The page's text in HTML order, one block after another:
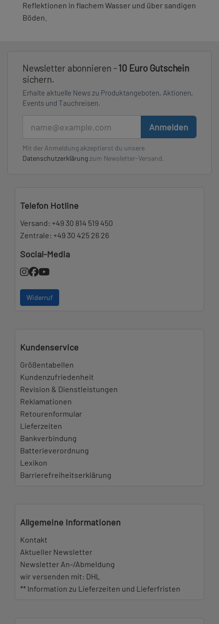
Reflektionen in flachem Wasser und über sandigen
Böden.
Newsletter abonnieren -10 Euro Gutschein
sichern.
Erhalte aktuelle News zu Produktangeboten, Aktionen,
Events und Tauchreisen.
Anmelden
Mit der Anmeldung akzeptierst du unsere
Datenschutzerklärung zum Newsletter-Versand.
Telefon Hotline
Versand: +49 30 814 519 450
Zentrale: +49 30 425 26 26
Social-Media
Widerruf
Kundenservice
Größentabellen
Kundenzufriedenheit
Revision & Dienstleistungen
Reklamationen
Retourenformular
Lieferzeiten
Bankverbindung
Batterieverordnung
Lexikon
Barrierefreiheitserklärung
Allgemeine Informationen
Kontakt
Aktueller Newsletter
Newsletter An-/Abmeldung
wir versenden mit: DHL
** Information zu Lieferzeiten und Lieferfristen